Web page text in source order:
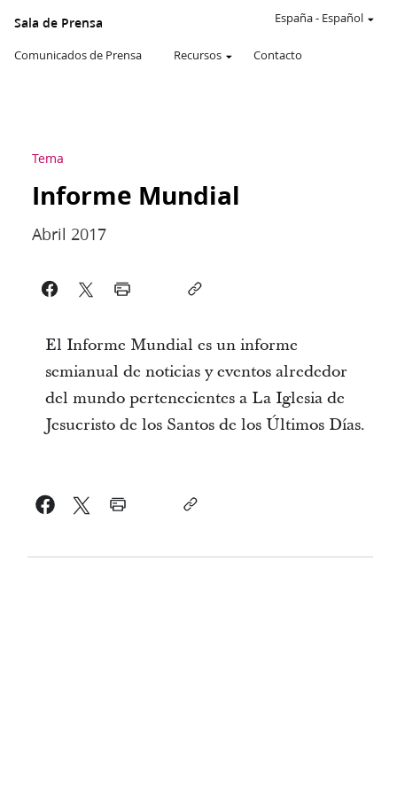
Sala de Prensa
Comunicados de Prensa Recursos Contacto
España- Español
Tema
Informe Mundial
Abril 2017
El Informe Mundial es un informe
semianual de noticias y eventos alrededor
del mundo pertenecientes a La Iglesia de
Jesucristo de los Santos de los Últimos Días.